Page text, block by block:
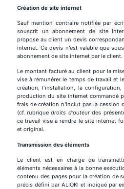
Création de site internet
Sauf mention contraire notifiée par
souscrit un abonnement de site
propose au client un devis
internet. Ce devis n’est valable que
abonnement de site internet par le client.
Le montant facturé au client pour la
vise à rémunérer le temps de travail et
création, l’installation, la
production du site internet commandé
frais de création n’inclut pas la cession
(cf. rubrique droits d’auteur des
ce travail vise à rendre le site internet
et original.
Transmission des éléments
Le client est en charge de
éléments nécessaires à la bonne
contenu des pages pour la création de
précis défini par ALIOKI et indiqué par